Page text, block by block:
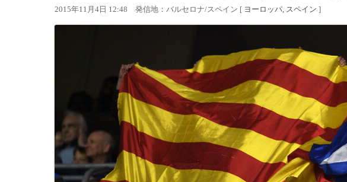
2015年11月4日 12:48 発信地：バルセロナ/スペイン [ ヨーロッパ スペイン ]